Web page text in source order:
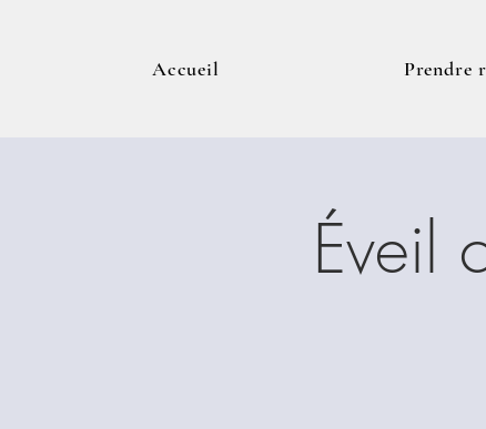
Accueil Prendre
Éveil